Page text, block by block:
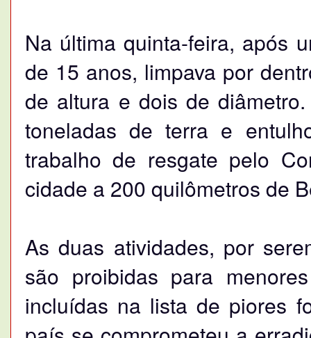
Na última quinta-feira, após
de 15 anos, limpava por
de altura e dois de
toneladas de terra e
trabalho de resgate pelo
cidade a 200 quilômetros de
As duas atividades, por
são proibidas para
incluídas na lista de piores